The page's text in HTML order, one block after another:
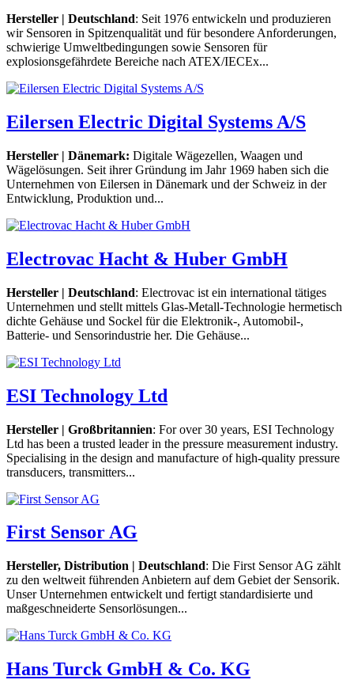
Hersteller | Deutschland: Seit 1976 entwickeln und produzieren
wir Sensoren in Spitzenqualität und für besondere Anforderungen,
schwierige Umweltbedingungen sowie Sensoren für
explosionsgefährdete Bereiche nach ATEX/IECEx...
Eilersen Electric Digital Systems A/S
Hersteller | Dänemark: Digitale Wägezellen, Waagen und
Wägelösungen. Seit ihrer Gründung im Jahr 1969 haben sich die
Unternehmen von Eilersen in Dänemark und der Schweiz in der
Entwicklung, Produktion und...
Electrovac Hacht & Huber GmbH
Hersteller | Deutschland: Electrovac ist ein international tätiges
Unternehmen und stellt mittels Glas-Metall-Technologie hermetisch
dichte Gehäuse und Sockel für die Elektronik-, Automobil-,
Batterie- und Sensorindustrie her. Die Gehäuse...
ESI Technology Ltd
Hersteller | Großbritannien: For over 30 years, ESI Technology
Ltd has been a trusted leader in the pressure measurement industry.
Specialising in the design and manufacture of high-quality pressure
transducers, transmitters...
First Sensor AG
Hersteller, Distribution | Deutschland: Die First Sensor AG zählt
zu den weltweit führenden Anbietern auf dem Gebiet der Sensorik.
Unser Unternehmen entwickelt und fertigt standardisierte und
maßgeschneiderte Sensorlösungen...
Hans Turck GmbH & Co. KG